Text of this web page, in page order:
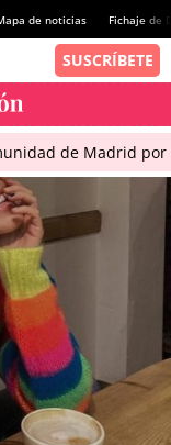
de noticias Fichaje de
de Madrid